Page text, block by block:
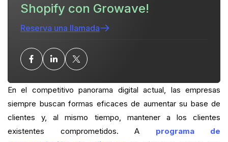
En el competitivo panorama digital actual, las empresas
siempre buscan formas eficaces de aumentar su base de
clientes y, al mismo tiempo, mantener a los clientes
existentes comprometidos. A programa de
¿Cuándo es el mejor momento para iniciar un
programa de recomendación?
para clientes
recomendación
Conclusión
¿Cuál es tu ratio actual de clientes habituales?
Shopify con Growave!
Reserva una llamada